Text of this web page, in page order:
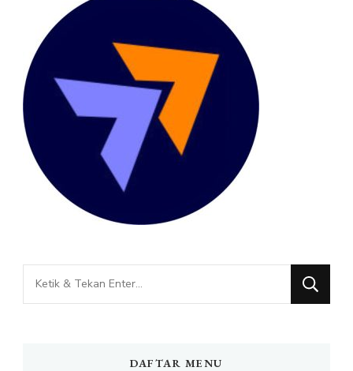
Mencari
Sesuatu?
DAFTAR MENU